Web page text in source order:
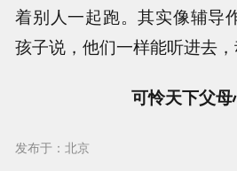
着别人一起跑。其实像辅导
孩子说，他们一样能听进去
可怜天下父母
发布于：北京